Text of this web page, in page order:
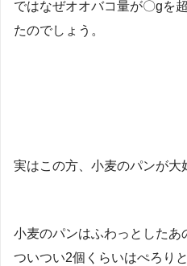
ではなぜオオバコ量が〇gを
たのでしょう。
実はこの方、小麦のパンが大
小麦のパンはふわっとしたあ
ついつい2個くらいはぺろり